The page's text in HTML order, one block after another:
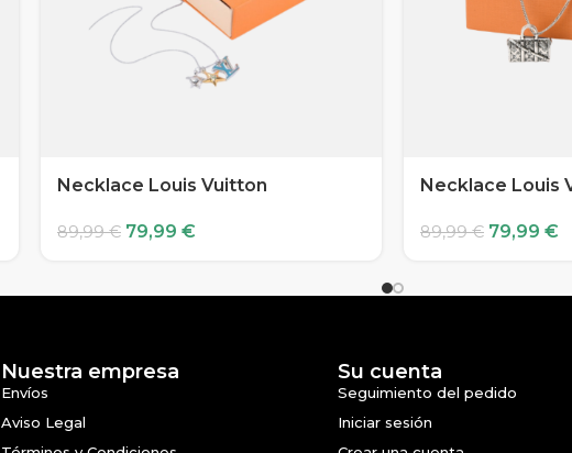
Necklace Louis Vuitton
89,99€ 79,99 €
Necklace Louis
89,99€ 79,99 €
Nuestra empresa
Envíos
Aviso Legal
Su cuenta
Seguimiento del pedido
Iniciar sesión